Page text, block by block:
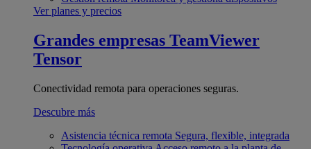
Ver planes y precios
Grandes empresas TeamViewer
Tensor
Conectividad remota para operaciones seguras.
Descubre más
Asistencia técnica remota Segura, flexible, integrada